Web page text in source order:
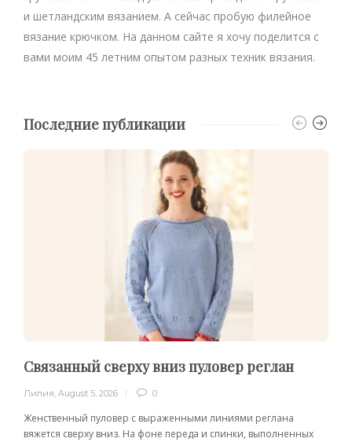
и шетландским вязанием. А сейчас пробую филейное
вязание крючком. На данном сайте я хочу поделится с
вами моим 45 летним опытом разных техник вязания.
Последние публикации
Связанный сверху вниз пуловер реглан
Лилия, August 5, 2026 0
Женственный пуловер с выраженными линиями реглана
вяжется сверху вниз. На фоне переда и спинки, выполненных